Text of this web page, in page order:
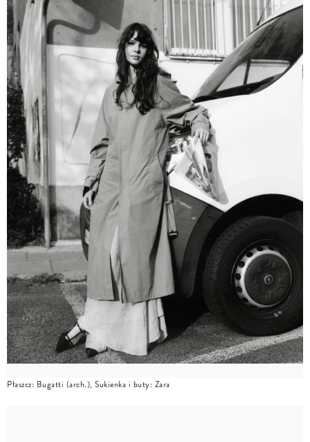
Płaszcz: Bugatti (arch.), Sukienka i buty: Zara